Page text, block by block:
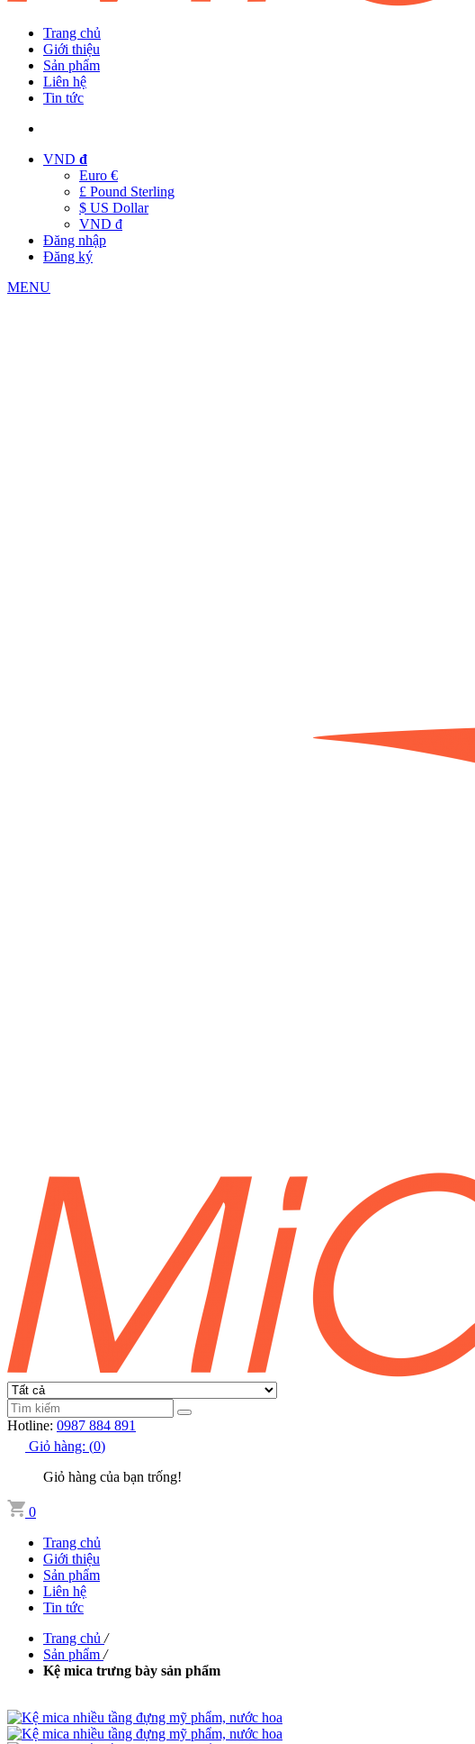
Trang chủ
Giới thiệu
Sản phẩm
Liên hệ
Tin tức
VND đ
Euro €
£ Pound Sterling
$ US Dollar
VND đ
Đăng nhập
Đăng ký
MENU
Hotline: 0987 884 891
Giỏ hàng: (0)
Giỏ hàng của bạn trống!
0
Trang chủ
Giới thiệu
Sản phẩm
Liên hệ
Tin tức
Trang chủ /
Sản phẩm /
Kệ mica trưng bày sản phẩm